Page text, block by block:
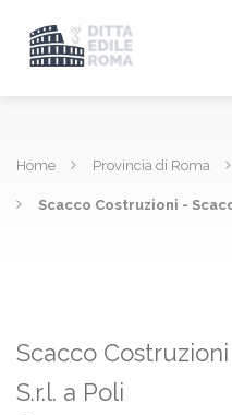
Home Provincia di Roma
Scacco Costruzioni -
Scacco
S.r.l. a Poli